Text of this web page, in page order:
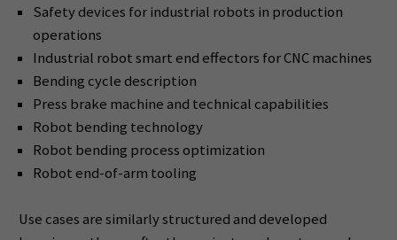
Safety devices for industrial robots in production
operations
Industrial robot smart end effectors for CNC machines
Bending cycle description
Press brake machine and technical capabilities
Robot bending technology
Robot bending process optimization
Robot end-of-arm tooling
Use cases are similarly structured and developed